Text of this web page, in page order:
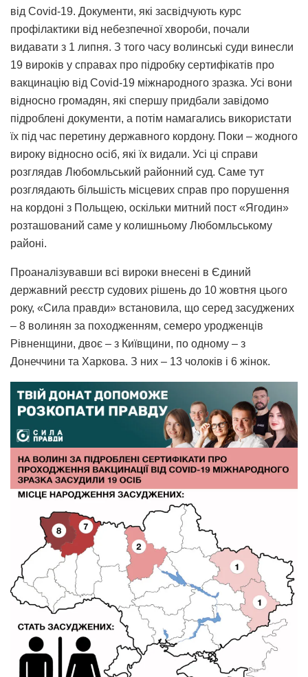
від Covid-19. Документи, які засвідчують курс
профілактики від небезпечної хвороби, почали
видавати з 1 липня. З того часу волинські суди винесли
19 вироків у справах про підробку сертифікатів про
вакцинацію від Covid-19 міжнародного зразка. Усі вони
відносно громадян, які спершу придбали завідомо
підроблені документи, а потім намагались використати
їх під час перетину державного кордону. Поки – жодного
вироку відносно осіб, які їх видали. Усі ці справи
розглядав Любомльський районний суд. Саме тут
розглядають більшість місцевих справ про порушення
на кордоні з Польщею, оскільки митний пост «Ягодин»
розташований саме у колишньому Любомльському
районі.
Проаналізувавши всі вироки внесені в Єдиний
державний реєстр судових рішень до 10 жовтня цього
року, «Сила правди» встановила, що серед засуджених
– 8 волинян за походженням, семеро уродженців
Рівненщини, двоє – з Київщини, по одному – з
Донеччини та Харкова. З них – 13 чолоків і 6 жінок.